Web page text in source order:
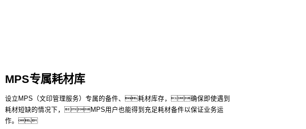
MPS专属耗材库
设立MPS（文印管理服务）专属的备件、耗材库存，确保即使遇到
耗材短缺的情况下，MPS用户也能得到充足耗材备件以保证业务运
作。